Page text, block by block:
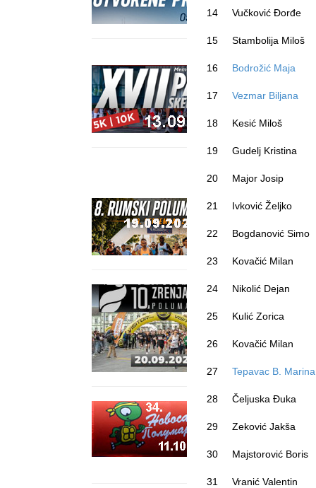
14 Vučković Đorđe
15 Stambolija Miloš
16 Bodrožić Maja
17 Vezmar Biljana
18 Kesić Miloš
19 Gudelj Kristina
20 Major Josip
21 Ivković Željko
22 Bogdanović Simo
23 Kovačić Milan
24 Nikolić Dejan
25 Kulić Zorica
26 Kovačić Milan
27 Tepavac B. Marina
28 Čeljuska Đuka
29 Zeković Jakša
30 Majstorović Boris
31 Vranić Valentin